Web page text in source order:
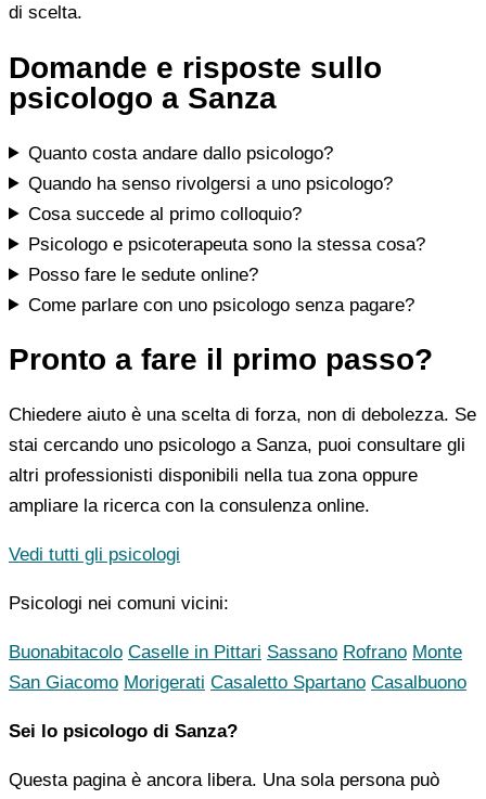
di scelta.
Domande e risposte sullo
psicologo a Sanza
Quanto costa andare dallo psicologo?
Quando ha senso rivolgersi a uno psicologo?
Cosa succede al primo colloquio?
Psicologo e psicoterapeuta sono la stessa cosa?
Posso fare le sedute online?
Come parlare con uno psicologo senza pagare?
Pronto a fare il primo passo?
Chiedere aiuto è una scelta di forza, non di debolezza. Se
stai cercando uno psicologo a Sanza, puoi consultare gli
altri professionisti disponibili nella tua zona oppure
ampliare la ricerca con la consulenza online.
Vedi tutti gli psicologi
Psicologi nei comuni vicini:
Buonabitacolo Caselle in Pittari Sassano Rofrano Monte
San Giacomo Morigerati Casaletto Spartano Casalbuono
Sei lo psicologo di Sanza?
Questa pagina è ancora libera. Una sola persona può